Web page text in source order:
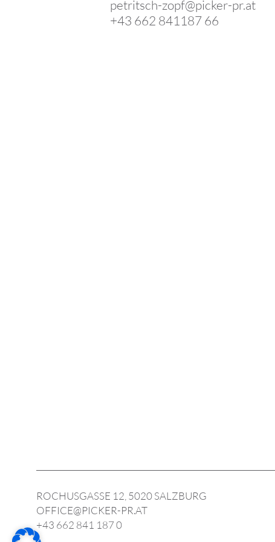
petritsch-zopf@picker-pr.at
+43 662 841187 66
ROCHUSGASSE 12, 5020 SALZBURG
OFFICE@PICKER-PR.AT
+43 662 841 187 0